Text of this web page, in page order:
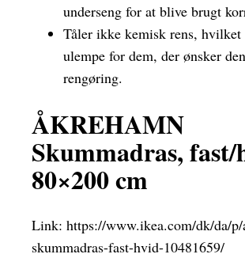
underseng for at blive brugt
Tåler ikke kemisk rens,
ulempe for dem, der ønsker
rengøring.
ÅKREHAMN
Skummadras,
80×200 cm
Link: https://www.ikea.com/dk/da/
skummadras-fast-hvid-10481659/